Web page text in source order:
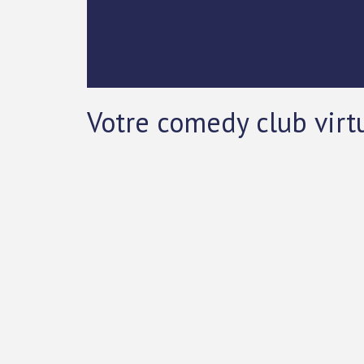
Votre comedy club